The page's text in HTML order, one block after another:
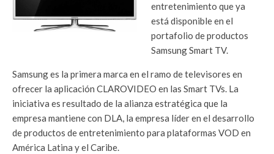
entretenimiento que ya
está disponible en el
portafolio de productos
Samsung Smart TV.
Samsung es la primera marca en el ramo de televisores en
ofrecer la aplicación CLAROVIDEO en las Smart TVs. La
iniciativa es resultado de la alianza estratégica que la
empresa mantiene con DLA, la empresa líder en el desarrollo
de productos de entretenimiento para plataformas VOD en
América Latina y el Caribe.